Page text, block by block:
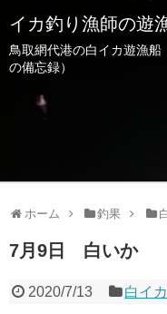
イカ釣り漁師の
鳥取網代港の白イカ遊漁
の備忘録）
ホーム 釣果
7月9日 白いか
2020/7/13 白イカ